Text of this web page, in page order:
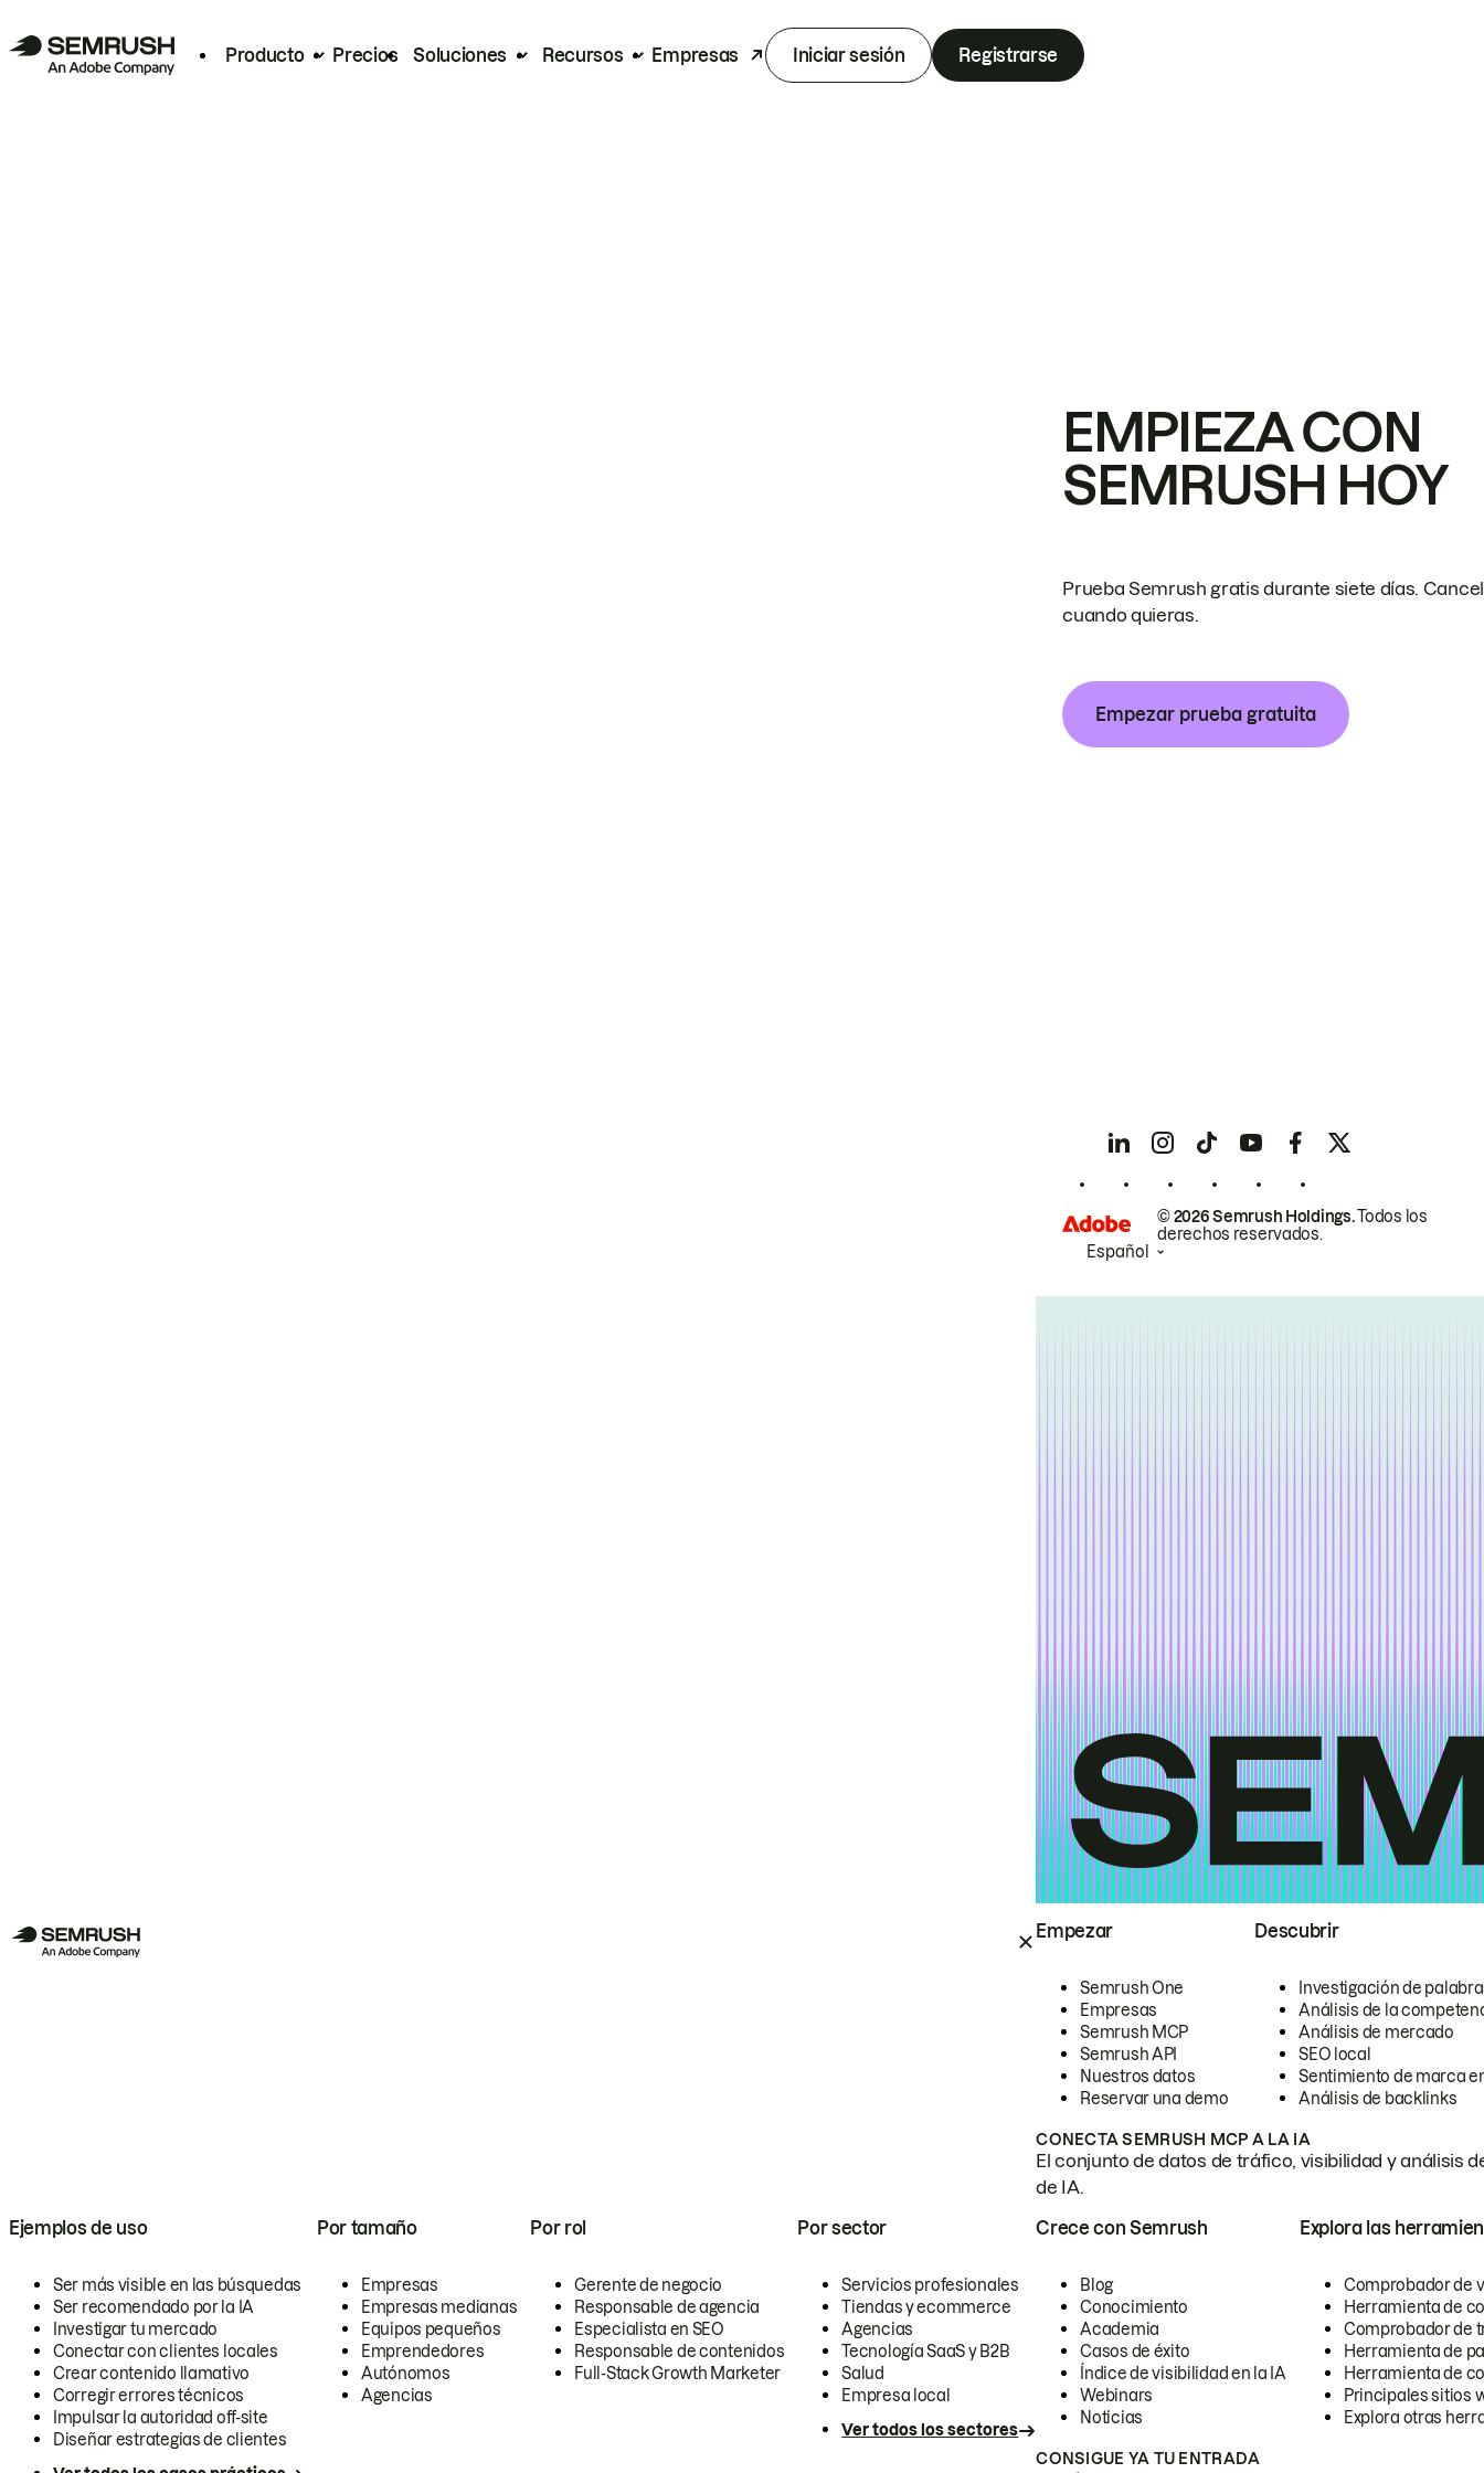
Producto Precios Soluciones Recursos Empresas Iniciar sesión Registrarse
Empezar
Semrush One
Empresas
Semrush MCP
Semrush API
Nuestros datos
Reservar una demo
Descubrir
Investigación de
Análisis de la
Análisis de mercado
SEO local
Sentimiento de marca
Análisis de backlinks
CONECTA SEMRUSH MCP A LA IA
El conjunto de datos de tráfico, visibilidad y análisis
de IA.
Ejemplos de uso
Ser más visible en las búsquedas
Ser recomendado por la IA
Investigar tu mercado
Conectar con clientes locales
Crear contenido llamativo
Corregir errores técnicos
Impulsar la autoridad off-site
Diseñar estrategias de clientes
Por tamaño
Empresas
Empresas medianas
Equipos pequeños
Emprendedores
Autónomos
Agencias
Por rol
Gerente de negocio
Responsable de agencia
Especialista en SEO
Responsable de contenidos
Full-Stack Growth Marketer
Por sector
Servicios profesionales
Tiendas y ecommerce
Agencias
Tecnología SaaS y B2B
Salud
Empresa local
Ver todos los sectores
Crece con Semrush
Blog
Conocimiento
Academia
Casos de éxito
Índice de visibilidad en la IA
Webinars
Noticias
Explora las
Comprobador de
Herramienta de
Comprobador de
Herramienta de
Herramienta de
Principales sitios
Explora otras
CONSIGUE YA TU ENTRADA
EMPIEZA CON
SEMRUSH HOY
Prueba Semrush gratis durante siete días.
cuando quieras.
Empezar prueba gratuita
© 2026 Semrush Holdings.Todos los
derechos reservados.
Español